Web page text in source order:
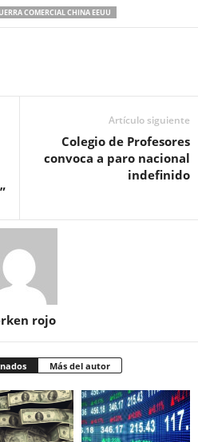
COMERCIAL CHINA EEUU
Artículo siguiente
Colegio de Profesores
convoca a paro nacional
indefinido
rojo
Más del autor